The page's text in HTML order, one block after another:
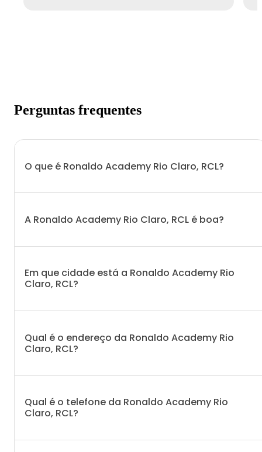
Perguntas frequentes
O que é Ronaldo Academy Rio Claro, RCL?
A Ronaldo Academy Rio Claro, RCL é boa?
Em que cidade está a Ronaldo Academy Rio
Claro, RCL?
Qual é o endereço da Ronaldo Academy Rio
Claro, RCL?
Qual é o telefone da Ronaldo Academy Rio
Claro, RCL?